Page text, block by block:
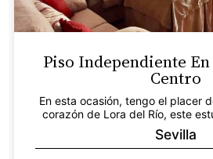
Piso Independiente
Centro
En esta ocasión, tengo el placer de
corazón de Lora del Río, este
Sevilla